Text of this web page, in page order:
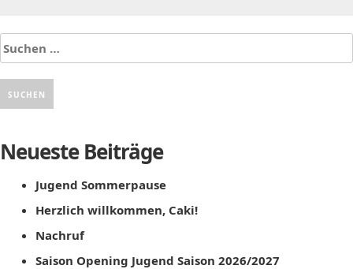
Suchen
nach:
Neueste Beiträge
Jugend Sommerpause
Herzlich willkommen, Caki!
Nachruf
Saison Opening Jugend Saison 2026/2027